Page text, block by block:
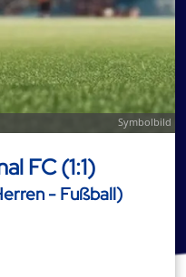
Symbolbild
FC (1:1)
- Fußball)